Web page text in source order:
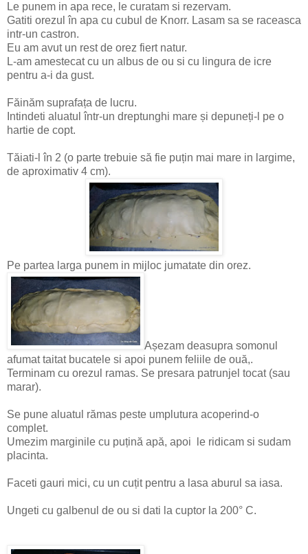
Le punem in apa rece, le curatam si rezervam.
Gatiti orezul în apa cu cubul de Knorr. Lasam sa se raceasca
intr-un castron.
Eu am avut un rest de orez fiert natur.
L-am amestecat cu un albus de ou si cu lingura de icre
pentru a-i da gust.
Făinăm suprafața de lucru.
Intindeti aluatul într-un dreptunghi mare și depuneți-l pe o
hartie de copt.
Tăiati-l în 2 (o parte trebuie să fie puțin mai mare in largime,
de aproximativ 4 cm).
Pe partea larga punem in mijloc jumatate din orez.
Așezam deasupra somonul
afumat taitat bucatele si apoi punem feliile de ouă,.
Terminam cu orezul ramas. Se presara patrunjel tocat (sau
marar).
Se pune aluatul rămas peste umplutura acoperind-o
complet.
Umezim marginile cu puțină apă, apoi le ridicam si sudam
placinta.
Faceti gauri mici, cu un cuțit pentru a lasa aburul sa iasa.
Ungeti cu galbenul de ou si dati la cuptor la 200° C.